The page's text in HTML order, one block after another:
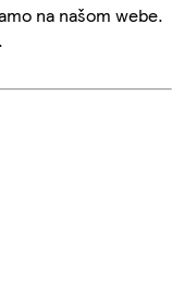
na našom webe.